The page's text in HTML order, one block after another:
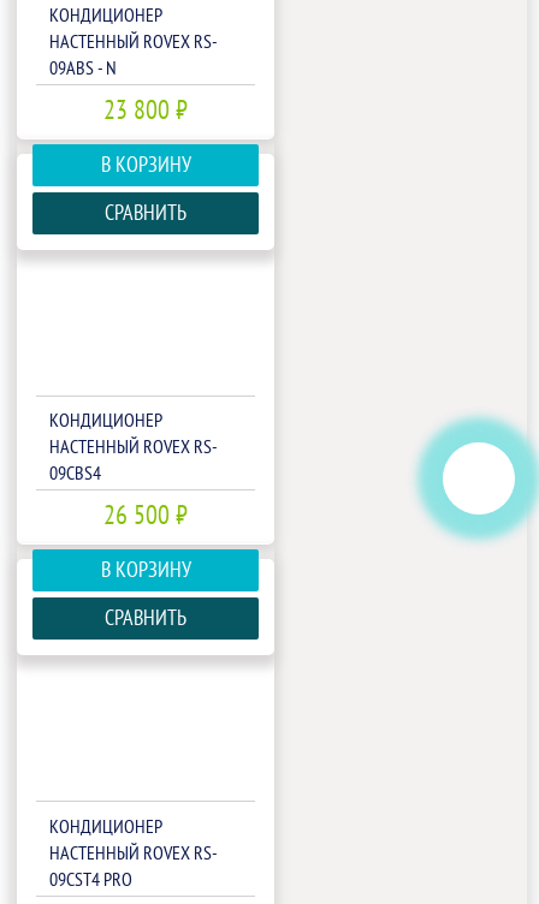
КОНДИЦИОНЕР
НАСТЕННЫЙ ROVEX RS-
09ABS - N
23 800 ₽
В КОРЗИНУ
СРАВНИТЬ
КОНДИЦИОНЕР
НАСТЕННЫЙ ROVEX RS-
09CBS4
26 500 ₽
В КОРЗИНУ
СРАВНИТЬ
КОНДИЦИОНЕР
НАСТЕННЫЙ ROVEX RS-
09CST4 PRO